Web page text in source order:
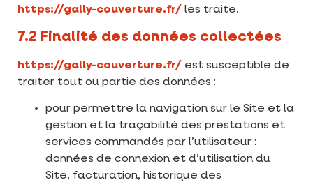
https://gally-couverture.fr/ les traite.
7.2 Finalité des données collectées
https://gally-couverture.fr/ est susceptible de
traiter tout ou partie des données :
pour permettre la navigation sur le Site et la
gestion et la traçabilité des prestations et
services commandés par l’utilisateur :
données de connexion et d’utilisation du
Site, facturation, historique des